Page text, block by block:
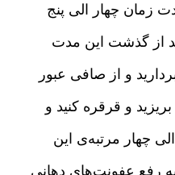
زمان چهار الی پنج
از گذشت این مدت
و از صافی عبور
و قرقره کنید و
چهار مرتبه‌ی این
رفع عفونت‌های دهانی